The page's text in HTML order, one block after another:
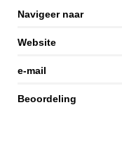
Navigeer naar
Website
e-mail
Beoordeling